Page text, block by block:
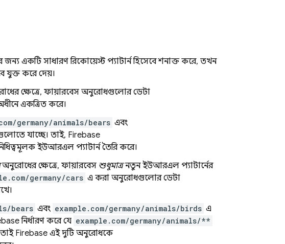
একটি সাধারণ রিকোয়েস্ট প্যাটার্ন হিসেবে শনাক্ত করে, তখন
যুক্ত করে দেয়।
ক্ষেত্রে, ফায়ারবেস অনুরোধগুলোর ডেটা
একত্রিত করে।
germany/animals/bears এবং
যাচ্ছে। তাই, Firebase
ইউআরএল প্যাটার্ন তৈরি করে।
অনুরোধের ক্ষেত্রে, ফায়ারবেস শুধুমাত্রনতুন ইউআরএল প্যাটার্নের
germany/cars এ করা অনুরোধগুলোর ডেটা
bears এবং example.com/germany/animals/birds এ
নির্ধারণ করে যে example.com/germany/animals/**
তাই Firebase এই দুটি অনুরোধকে